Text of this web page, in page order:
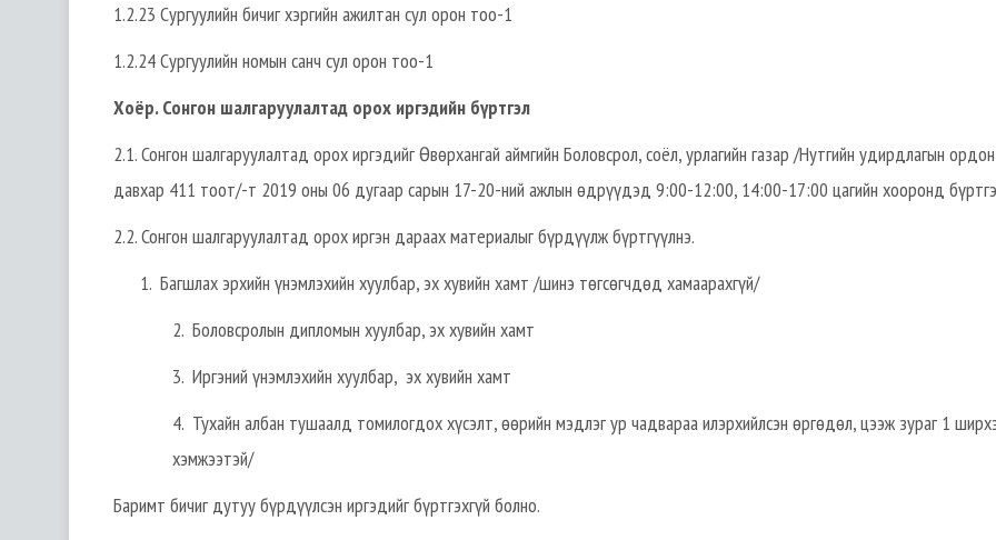
1.2.23 Сургуулийн бичиг хэргийн ажилтан сул орон тоо-1
1.2.24 Сургуулийн номын санч сул орон тоо-1
Хоёр. Сонгон шалгаруулалтад орох иргэдийн бүртгэл
2.1. Сонгон шалгаруулалтад орох иргэдийг Өвөрхангай аймгийн Боловсрол, соёл, урлагийн газар /Нутгийн удирдлагын
давхар 411 тоот/-т 2019 оны 06 дугаар сарын 17-20-ний ажлын өдрүүдэд 9:00-12:00, 14:00-17:00 цагийн хооронд
2.2. Сонгон шалгаруулалтад орох иргэн дараах материалыг бүрдүүлж бүртгүүлнэ.
1. Багшлах эрхийн үнэмлэхийн хуулбар, эх хувийн хамт /шинэ төгсөгчдөд хамаарахгүй/
2. Боловсролын дипломын хуулбар, эх хувийн хамт
3. Иргэний үнэмлэхийн хуулбар, эх хувийн хамт
4. Тухайн албан тушаалд томилогдох хүсэлт, өөрийн мэдлэг ур чадвараа илэрхийлсэн өргөдөл, цээж зураг 1
хэмжээтэй/
Баримт бичиг дутуу бүрдүүлсэн иргэдийг бүртгэхгүй болно.